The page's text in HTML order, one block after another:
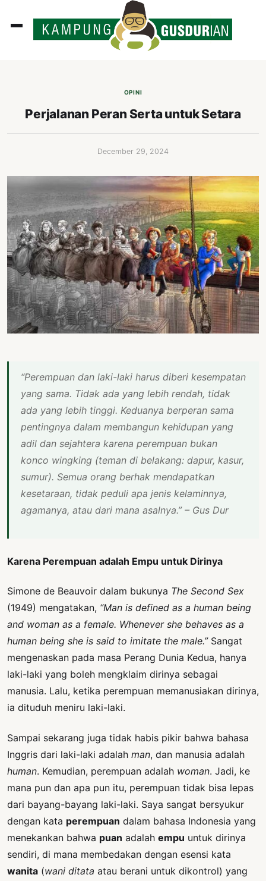
OPINI
Perjalanan Peran Serta untuk Setara
December 29, 2024
“Perempuan dan laki-laki harus diberi kesempatan
yang sama. Tidak ada yang lebih rendah, tidak
ada yang lebih tinggi. Keduanya berperan sama
pentingnya dalam membangun kehidupan yang
adil dan sejahtera karena perempuan bukan
konco wingking (teman di belakang: dapur, kasur,
sumur). Semua orang berhak mendapatkan
kesetaraan, tidak peduli apa jenis kelaminnya,
agamanya, atau dari mana asalnya.” – Gus Dur
Karena Perempuan adalah Empu untuk Dirinya
Simone de Beauvoir dalam bukunya The Second Sex
(1949) mengatakan, “Man is defined as a human being
and woman as a female. Whenever she behaves as a
human being she is said to imitate the male.”Sangat
mengenaskan pada masa Perang Dunia Kedua, hanya
laki-laki yang boleh mengklaim dirinya sebagai
manusia. Lalu, ketika perempuan memanusiakan dirinya,
ia dituduh meniru laki-laki.
Sampai sekarang juga tidak habis pikir bahwa bahasa
Inggris dari laki-laki adalah man, dan manusia adalah
human. Kemudian, perempuan adalah woman. Jadi, ke
mana pun dan apa pun itu, perempuan tidak bisa lepas
dari bayang-bayang laki-laki. Saya sangat bersyukur
dengan kata perempuan dalam bahasa Indonesia yang
menekankan bahwa puan adalah empu untuk dirinya
sendiri, di mana membedakan dengan esensi kata
wanita (wani ditata atau berani untuk dikontrol) yang